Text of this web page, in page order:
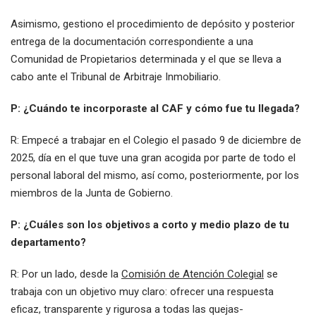
Asimismo, gestiono el procedimiento de depósito y posterior
entrega de la documentación correspondiente a una
Comunidad de Propietarios determinada y el que se lleva a
cabo ante el Tribunal de Arbitraje Inmobiliario.
P: ¿Cuándo te incorporaste al CAF y cómo fue tu llegada?
R: Empecé a trabajar en el Colegio el pasado 9 de diciembre de
2025, día en el que tuve una gran acogida por parte de todo el
personal laboral del mismo, así como, posteriormente, por los
miembros de la Junta de Gobierno.
P: ¿Cuáles son los objetivos a corto y medio plazo de tu
departamento?
R: Por un lado, desde la Comisión de Atención Colegial se
trabaja con un objetivo muy claro: ofrecer una respuesta
eficaz, transparente y rigurosa a todas las quejas-